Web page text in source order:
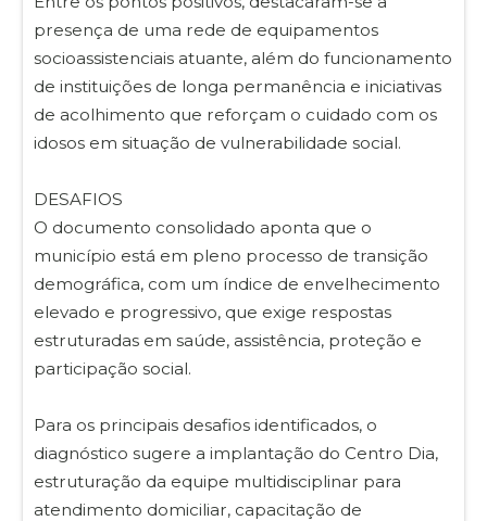
presença de uma rede de equipamentos
socioassistenciais atuante, além do funcionamento
de instituições de longa permanência e iniciativas
de acolhimento que reforçam o cuidado com os
idosos em situação de vulnerabilidade social.
DESAFIOS
O documento consolidado aponta que o
município está em pleno processo de transição
demográfica, com um índice de envelhecimento
elevado e progressivo, que exige respostas
estruturadas em saúde, assistência, proteção e
participação social.
Para os principais desafios identificados, o
diagnóstico sugere a implantação do Centro Dia,
estruturação da equipe multidisciplinar para
atendimento domiciliar, capacitação de